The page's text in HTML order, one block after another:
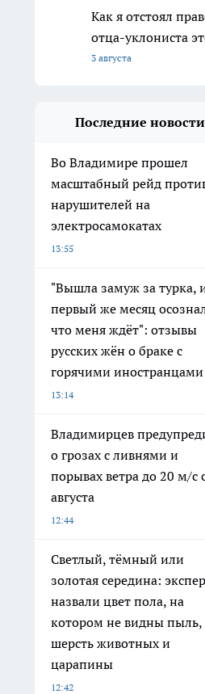
Как я отстоял
отца-уклониста
3 августа
Последние новости
Во Владимире прошел
масштабный рейд
нарушителей на
электросамокатах
13:55
"Вышла замуж за турка,
первый же месяц
что меня ждёт": отзывы
русских жён о браке с
горячими иностранцами
13:14
Владимирцев
о грозах с ливнями и
порывах ветра до 20 м/с
августа
12:44
Светлый, тёмный или
золотая середина:
назвали цвет пола, на
котором не видны пыль,
шерсть животных и
царапины
12:42